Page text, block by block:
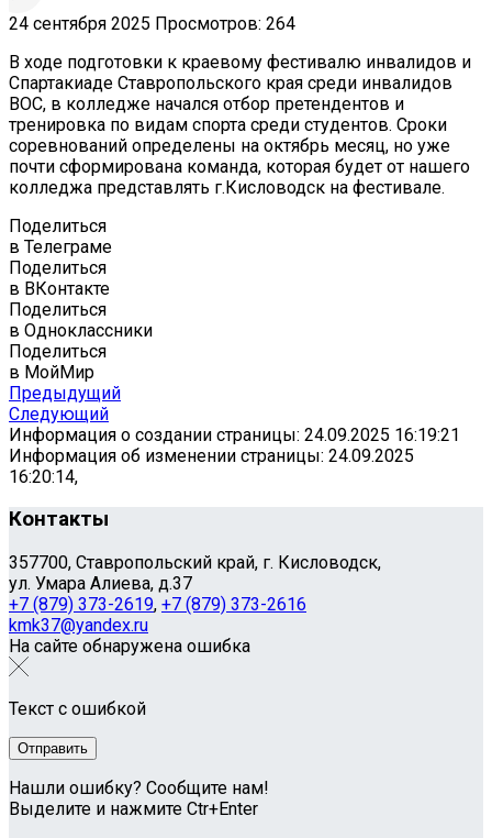
24 сентября 2025 Просмотров: 264
В ходе подготовки к краевому фестивалю инвалидов и
Спартакиаде Ставропольского края среди инвалидов
ВОС, в колледже начался отбор претендентов и
тренировка по видам спорта среди студентов. Сроки
соревнований определены на октябрь месяц, но уже
почти сформирована команда, которая будет от нашего
колледжа представлять г.Кисловодск на фестивале.
Поделиться
в Телеграме
Поделиться
в ВКонтакте
Поделиться
в Одноклассники
Поделиться
в МойМир
Предыдущий
Следующий
Информация о создании страницы: 24.09.2025 16:19:21
Информация об изменении страницы: 24.09.2025
16:20:14,
Контакты
357700, Ставропольский край, г. Кисловодск,
ул. Умара Алиева, д.37
+7 (879) 373-2619, +7 (879) 373-2616
kmk37@yandex.ru
На сайте обнаружена ошибка
Текст с ошибкой
Нашли ошибку? Сообщите нам!
Выделите и нажмите Ctr+Enter